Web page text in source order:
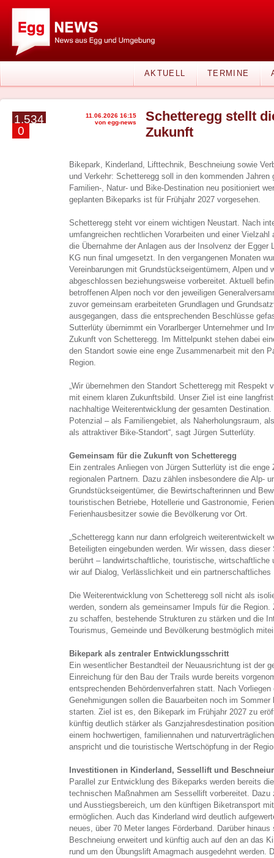
AKTUELL TERMINE
1.534
0
11.06.2026 16:15
von egg-news
Schetteregg stellt
Zukunft
Bikepark, Kinderland, Lifttechnik, Beschneiung sowie
und Verkehr: Schetteregg soll in den kommenden
Familien-, Natur- und Bike-Destination neu positioniert
geplanten Bikeparks ist für Frühjahr 2027 vorgesehen.
Schetteregg steht vor einem wichtigen Neustart. Nach
umfangreichen rechtlichen Vorarbeiten und einer Vielzahl
die Übernahme der Anlagen aus der Insolvenz der
KG nun final umgesetzt. In den vergangenen Monaten
Vereinbarungen mit Grundstückseigentümern, Alpen und
abgeschlossen beziehungsweise vorbereitet. Aktuell
betroffenen Alpen noch vor den jeweiligen
zuvor gemeinsam erarbeiteten Grundlagen und
ausgegangen, dass die entsprechenden Beschlüsse
Sutterlüty übernimmt ein Vorarlberger Unternehmer und
Zukunft von Schetteregg. Im Mittelpunkt stehen dabei
den Standort sowie eine enge Zusammenarbeit mit den
Region.
„Wir übernehmen den Standort Schetteregg mit Respekt
mit einem klaren Zukunftsbild. Unser Ziel ist eine
nachhaltige Weiterentwicklung der gesamten
Potenzial – als Familiengebiet, als Naherholungsraum,
als attraktiver Bike-Standort“, sagt Jürgen Sutterlüty.
Gemeinsam für die Zukunft von Schetteregg
Ein zentrales Anliegen von Jürgen Sutterlüty ist die enge
regionalen Partnern. Dazu zählen insbesondere die Alp-
Grundstückseigentümer, die Bewirtschafterinnen und
touristischen Betriebe, Hotellerie und Gastronomie,
Ferienhausbesitzer sowie die Bevölkerung vor Ort.
„Schetteregg kann nur dann erfolgreich weiterentwickelt
Beteiligten eingebunden werden. Wir wissen, dass
berührt – landwirtschaftliche, touristische, wirtschaftliche
wir auf Dialog, Verlässlichkeit und ein partnerschaftliches
Die Weiterentwicklung von Schetteregg soll nicht als
werden, sondern als gemeinsamer Impuls für die
zu schaffen, bestehende Strukturen zu stärken und die
Tourismus, Gemeinde und Bevölkerung bestmöglich
Bikepark als zentraler Entwicklungsschritt
Ein wesentlicher Bestandteil der Neuausrichtung ist der
Einreichung für den Bau der Trails wurde bereits
entsprechenden Behördenverfahren statt. Nach Vorliegen
Genehmigungen sollen die Bauarbeiten noch im
starten. Ziel ist es, den Bikepark im Frühjahr 2027 zu
künftig deutlich stärker als Ganzjahresdestination
einem hochwertigen, familiennahen und
anspricht und die touristische Wertschöpfung in der
Investitionen in Kinderland, Sessellift und
Parallel zur Entwicklung des Bikeparks werden bereits
technischen Maßnahmen am Sessellift vorbereitet. Dazu
und Ausstiegsbereich, um den künftigen Biketransport
ermöglichen. Auch das Kinderland wird deutlich
neues, über 70 Meter langes Förderband. Darüber
Beschneiung erweitert und künftig auch auf den an das
rund um den Übungslift Amagmach ausgedehnt werden.